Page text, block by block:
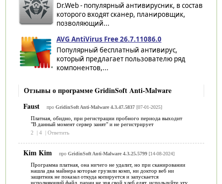
Dr.Web - популярный антивирусник, в состав
которого входят сканер, планировщик,
позволяющий...
AVG AntiVirus Free 26.7.11086.0
Популярный бесплатный антивирус,
который предлагает пользователю ряд
компонентов,...
Отзывы о программе GridinSoft Anti-Malware
Faust
про GridinSoft Anti-Malware 4.3.47.5837[07-01-2025]
Платная, обидно, при регистрации пробного периода выходит
"В данный момент сервер занят" и не регистрирует
2
4 Ответить
Kim Kim про GridinSoft Anti-Malware 4.3.25.5799[14-08-2024]
Программа платная, она ничего не удалит, но при сканировании
нашла два майнера которые грузили комп, ни доктор веб ни
защитник не показал откуда копируется и запускается
исполняющий файл, парни не зря свой хлеб едят, используйте эту